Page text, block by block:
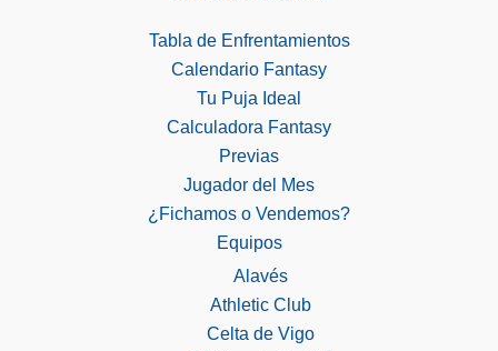
Tabla de Enfrentamientos
Calendario Fantasy
Tu Puja Ideal
Calculadora Fantasy
Previas
Jugador del Mes
¿Fichamos o Vendemos?
Equipos
Alavés
Athletic Club
Celta de Vigo